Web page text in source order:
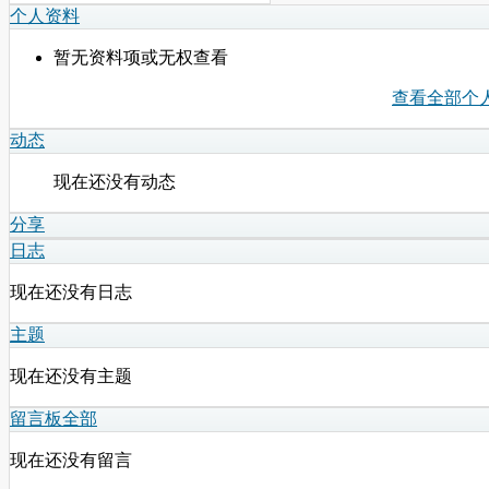
个人资料
暂无资料项或无权查看
查看全部个
动态
现在还没有动态
分享
日志
现在还没有日志
主题
现在还没有主题
留言板全部
现在还没有留言